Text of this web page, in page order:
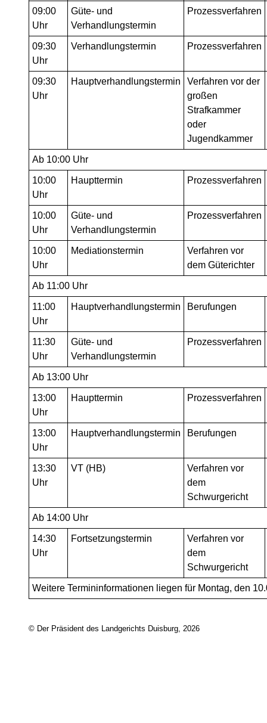
09:00
Uhr
Güte- und
Verhandlungstermin
Prozessverfahren
09:30
Uhr
Verhandlungstermin Prozessverfahren
09:30
Uhr
Hauptverhandlungstermin
Verfahren vor der
großen
Strafkammer
oder
Jugendkammer
Ab 10:00 Uhr
10:00
Uhr
Haupttermin Prozessverfahren
10:00
Uhr
Güte- und
Verhandlungstermin
Prozessverfahren
10:00
Uhr
Mediationstermin
Verfahren vor
dem Güterichter
Ab 11:00 Uhr
11:00
Uhr
Hauptverhandlungstermin Berufungen
11:30
Uhr
Güte- und
Verhandlungstermin
Prozessverfahren
Ab 13:00 Uhr
13:00
Uhr
Haupttermin Prozessverfahren
13:00
Uhr
Hauptverhandlungstermin Berufungen
13:30
Uhr
VT (HB)
Verfahren vor
dem
Schwurgericht
Ab 14:00 Uhr
14:30
Uhr
Fortsetzungstermin
Verfahren vor
dem
Schwurgericht
Weitere Termininformationen liegen für Montag, den
© Der Präsident des Landgerichts Duisburg, 2026